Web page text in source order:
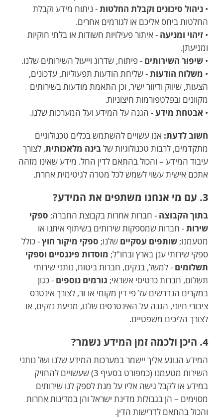
• ניהול סיכונים וקבלת החלטות- ניתוח מידע וקבלת
החלטות ביחס אליכם או לגורמים אחרים.
• זיהוי ומניעה - איתור פעילויות חשודות או בלתי חוקיות
ומניעתן.
• שיפור השירותים - פיתוח, שדרוג וייעול השירותים שלנו.
• משלוח הודעות- שליחת הודעות תפעוליות, עדכונים,
הצעות, שיווק ודיוור ישיר, וכן התאמת מודעות בשירותים
מקוונים ובפלטפורמות חיצוניות.
• אבטחת מידע- הגנה על המידע ועל המערכות שלנו.
חשוב לדעת: אנו עשויים להשתמש בכלים טכנולוגיים
מתקדמים, לרבות טכנולוגיות שלבינה מלאכותית, לצורך
עיבוד המידע – והכול בהתאם לדין החל. מידע שאינו מזהה
אתכם אישית עשוי לשמש לכל מטרה לגיטימית אחרת.
3. עם מי אנחנו משתפים את המידע?
בתוך הקבוצה - חברות אחרות בקבוצת החברה; ספקי
שירות- חברות שמספקות שירותים בשיתוף איתנו או
מטעמנו; שותפים עסקיים שלנו; ספקי מיקור חוץ- כולל
ספקי שירותי ענן בארץ ובחו"ל; מוסדות פיננסיים וספקי
תשלומים - למשל, בנקים, חברות ביטוח, נותני שירותי
תשלום, חברות כרטיסי אשראי; גורמים נוספים - כגון
במקרים הנדרשים על פי דין מקומי או זר, לצורך אינטרס
ציבורי חיוני, הגנה על האינטרסים שלנו, מניעת נזקים, או
לצורך הליכים משפטיים.
4. היכן ולכמה זמן המידע נשמר?
המידע הנוגע אליך יישמר במערכות המידע שלנו ושל נותני
השירות מטעמנו (כמפורט בסעיף 3) שעשויים להחזיק
במידע או לקבל גישה אליו על מנת לספק לנו שירותים
מסוימים – הן בגבולות מדינת ישראל והן במדינות אחרות
והכול בהתאם לדרישות הדין.